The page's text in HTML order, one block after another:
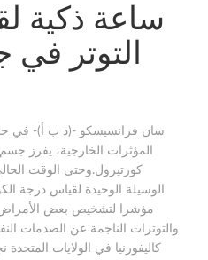
ساعة ذكية
التوتر
سان فرانسيسكو -(د ب أ)- في
المؤثرات الخارجية، يفرز
كورتيزول.وحتى الوقت
الوسيلة الوحيدة لقياس درجة
مؤشرا لتشخيص بعض الأمراض
والتوترات الناجمة عن الصدمات
كاليفورنيا في الولايات